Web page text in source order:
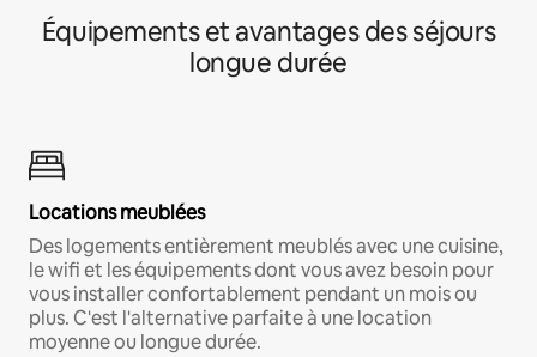
Équipements et avantages des séjours
longue durée
Locations meublées
Des logements entièrement meublés avec une cuisine,
le wifi et les équipements dont vous avez besoin pour
vous installer confortablement pendant un mois ou
plus. C'est l'alternative parfaite à une location
moyenne ou longue durée.